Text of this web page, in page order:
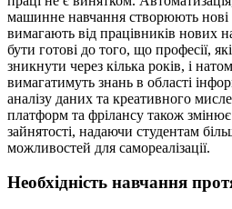
машинне навчання створюють нові
вимагають від працівників нових
бути готові до того, що професії,
зникнути через кілька років, і
вимагатимуть знань в області
аналізу даних та креативного
платформ та фрілансу також
зайнятості, надаючи студентам
можливостей для самореалізації.
Необхідність навчання